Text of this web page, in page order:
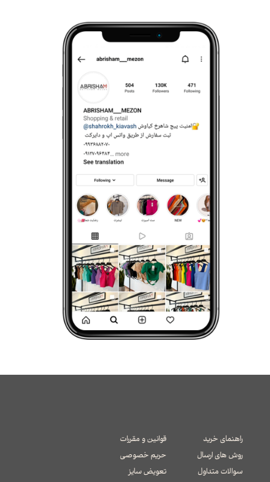
راهنمای خرید
روش های ارسال
سوالات متداول
قوانین و مقررات
حریم خصوصی
تعویض سایز